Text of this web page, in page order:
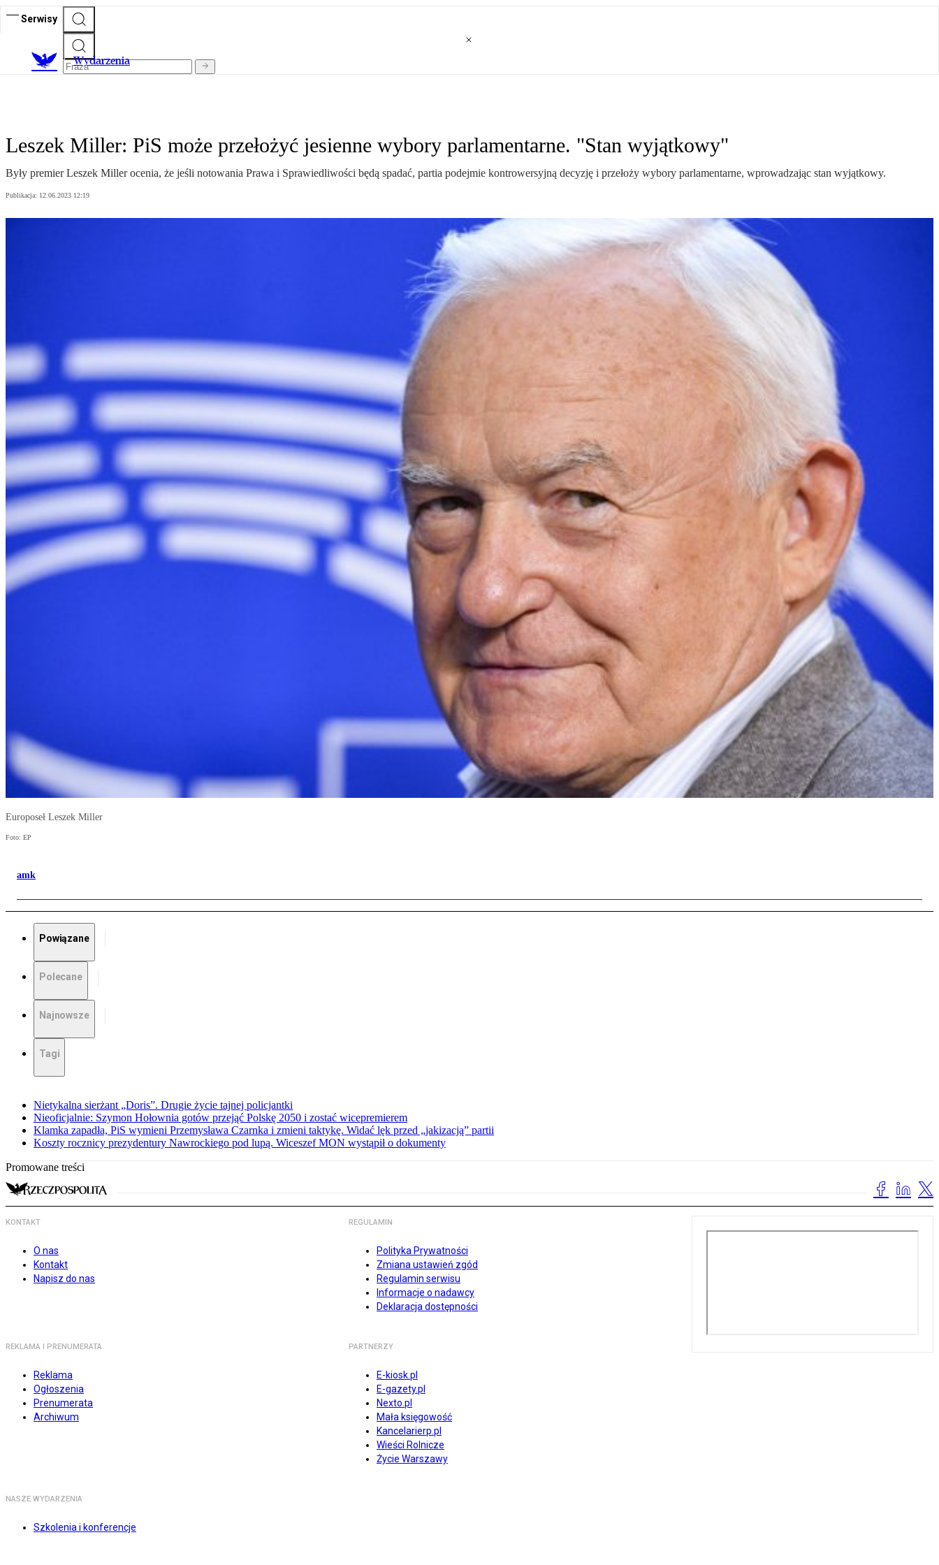
Serwisy
Wydarzenia
Leszek Miller: PiS może przełożyć jesienne wybory parlamentarne. "Stan wyjątkowy"
Były premier Leszek Miller ocenia, że jeśli notowania Prawa i Sprawiedliwości będą spadać, partia podejmie kontrowersyjną decyzję i przełoży wybory parlamentarne, wprowadzając stan wyjątkowy.
Publikacja: 12.06.2023 12:19
Europoseł Leszek Miller
Foto: EP
amk
Powiązane
Polecane
Najnowsze
Tagi
Nietykalna sierżant „Doris”. Drugie życie tajnej policjantki
Nieoficjalnie: Szymon Hołownia gotów przejąć Polskę 2050 i zostać wicepremierem
Klamka zapadła, PiS wymieni Przemysława Czarnka i zmieni taktykę. Widać lęk przed „jakizacją” partii
Koszty rocznicy prezydentury Nawrockiego pod lupą. Wiceszef MON wystąpił o dokumenty
Promowane treści
KONTAKT
O nas
Kontakt
Napisz do nas
REGULAMIN
Polityka Prywatności
Zmiana ustawień zgód
Regulamin serwisu
Informacje o nadawcy
Deklaracja dostępności
REKLAMA I PRENUMERATA
Reklama
Ogłoszenia
Prenumerata
Archiwum
PARTNERZY
E-kiosk.pl
E-gazety.pl
Nexto.pl
Mała księgowość
Kancelarierp.pl
Wieści Rolnicze
Życie Warszawy
NASZE WYDARZENIA
Szkolenia i konferencje